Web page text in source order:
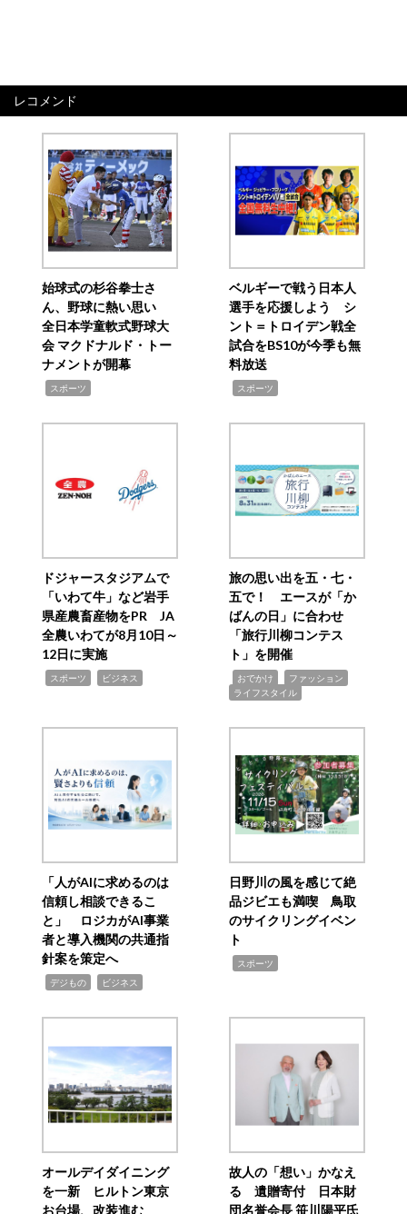
レコメンド
始球式の杉谷拳士さ
ん、野球に熱い思い
全日本学童軟式野球大
会 マクドナルド・トー
ナメントが開幕
スポーツ
ベルギーで戦う日本人
選手を応援しよう シ
ント＝トロイデン戦全
試合をBS10が今季も無
料放送
スポーツ
ドジャースタジアムで
「いわて牛」など岩手
県産農畜産物をPR JA
全農いわてが8月10日～
12日に実施
スポーツ ビジネス
旅の思い出を五・七・
五で！ エースが「か
ばんの日」に合わせ
「旅行川柳コンテス
ト」を開催
おでかけ ファッション
ライフスタイル
「人がAIに求めるのは
信頼し相談できるこ
と」 ロジカがAI事業
者と導入機関の共通指
針案を策定へ
デジもの ビジネス
日野川の風を感じて絶
品ジビエも満喫 鳥取
のサイクリングイベン
ト
スポーツ
オールデイダイニング
を一新 ヒルトン東京
お台場、改装進む
故人の「想い」かなえ
る 遺贈寄付 日本財
団名誉会長 笹川陽平氏